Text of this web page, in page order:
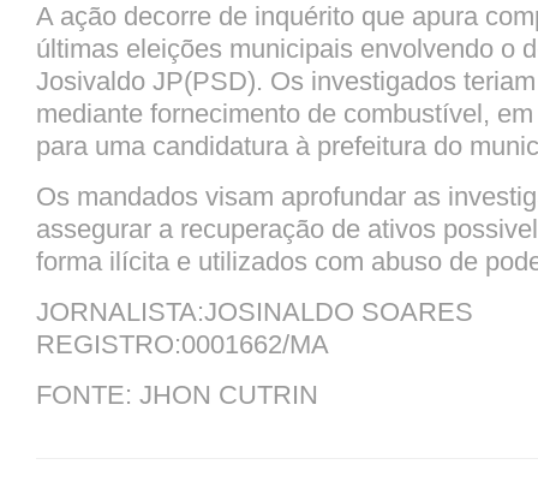
A ação decorre de inquérito que apura
últimas eleições municipais envolvendo o
Josivaldo JP(PSD). Os investigados
mediante fornecimento de combustível,
para uma candidatura à prefeitura do
Os mandados visam aprofundar as
assegurar a recuperação de ativos
forma ilícita e utilizados com abuso de
JORNALISTA:JOSINALDO SOARES
REGISTRO:0001662/MA
FONTE: JHON CUTRIN